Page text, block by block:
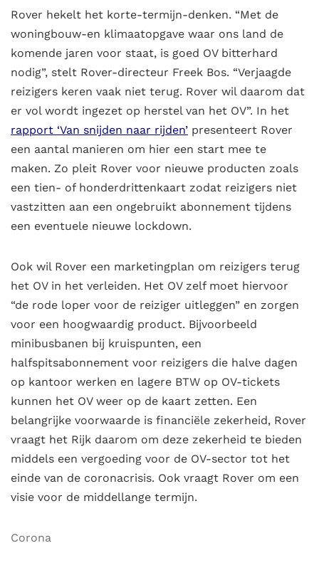
Rover hekelt het korte-termijn-denken. “Met de
woningbouw-en klimaatopgave waar ons land de
komende jaren voor staat, is goed OV bitterhard
nodig”, stelt Rover-directeur Freek Bos. “Verjaagde
reizigers keren vaak niet terug. Rover wil daarom dat
er vol wordt ingezet op herstel van het OV”. In het
rapport ‘Van snijden naar rijden’ presenteert Rover
een aantal manieren om hier een start mee te
maken. Zo pleit Rover voor nieuwe producten zoals
een tien- of honderdrittenkaart zodat reizigers niet
vastzitten aan een ongebruikt abonnement tijdens
een eventuele nieuwe lockdown.
Ook wil Rover een marketingplan om reizigers terug
het OV in het verleiden. Het OV zelf moet hiervoor
“de rode loper voor de reiziger uitleggen” en zorgen
voor een hoogwaardig product. Bijvoorbeeld
minibusbanen bij kruispunten, een
halfspitsabonnement voor reizigers die halve dagen
op kantoor werken en lagere BTW op OV-tickets
kunnen het OV weer op de kaart zetten. Een
belangrijke voorwaarde is financiële zekerheid, Rover
vraagt het Rijk daarom om deze zekerheid te bieden
middels een vergoeding voor de OV-sector tot het
einde van de coronacrisis. Ook vraagt Rover om een
visie voor de middellange termijn.
Corona